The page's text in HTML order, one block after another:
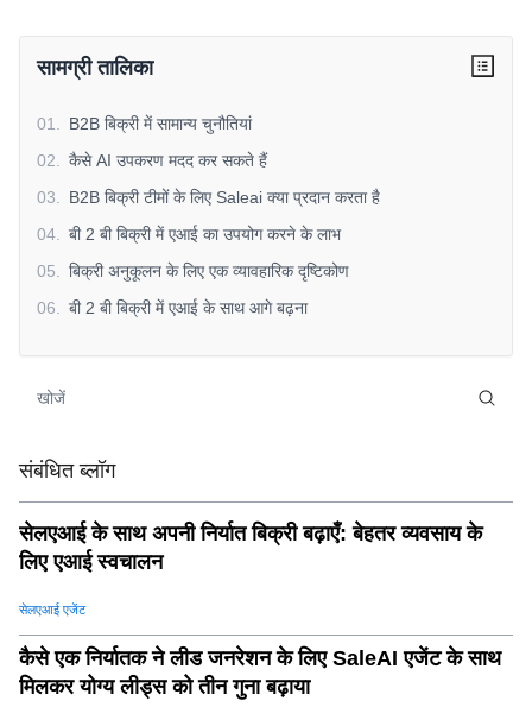
सामग्री तालिका
01
B2B बिक्री में सामान्य चुनौतियां
02
कैसे AI उपकरण मदद कर सकते हैं
03
B2B बिक्री टीमों के लिए Saleai क्या प्रदान करता है
04
बी 2 बी बिक्री में एआई का उपयोग करने के लाभ
05
बिक्री अनुकूलन के लिए एक व्यावहारिक दृष्टिकोण
06
बी 2 बी बिक्री में एआई के साथ आगे बढ़ना
संबंधित ब्लॉग
सेलएआई के साथ अपनी निर्यात बिक्री बढ़ाएँ: बेहतर व्यवसाय के
लिए एआई स्वचालन
सेलएआई एजेंट
कैसे एक निर्यातक ने लीड जनरेशन के लिए SaleAI एजेंट के साथ
मिलकर योग्य लीड्स को तीन गुना बढ़ाया